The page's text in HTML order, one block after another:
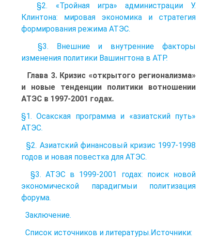
§2. «Тройная игра» администрации У.
Клинтона: мировая экономика и стратегия
формирования режима АТЭС.
§3. Внешние и внутренние факторы
изменения политики Вашингтона в АТР.
Глава 3. Кризис «открытого регионализма»
и новые тенденции политики вотношении
АТЭС в 1997-2001 годах.
§1. Осакская программа и «азиатский путь»
АТЭС.
§2. Азиатский финансовый кризис 1997-1998
годов и новая повестка для АТЭС.
§3. АТЭС в 1999-2001 годах: поиск новой
экономической парадигмыи политизация
форума.
Заключение.
Список источников и литературы.Источники: